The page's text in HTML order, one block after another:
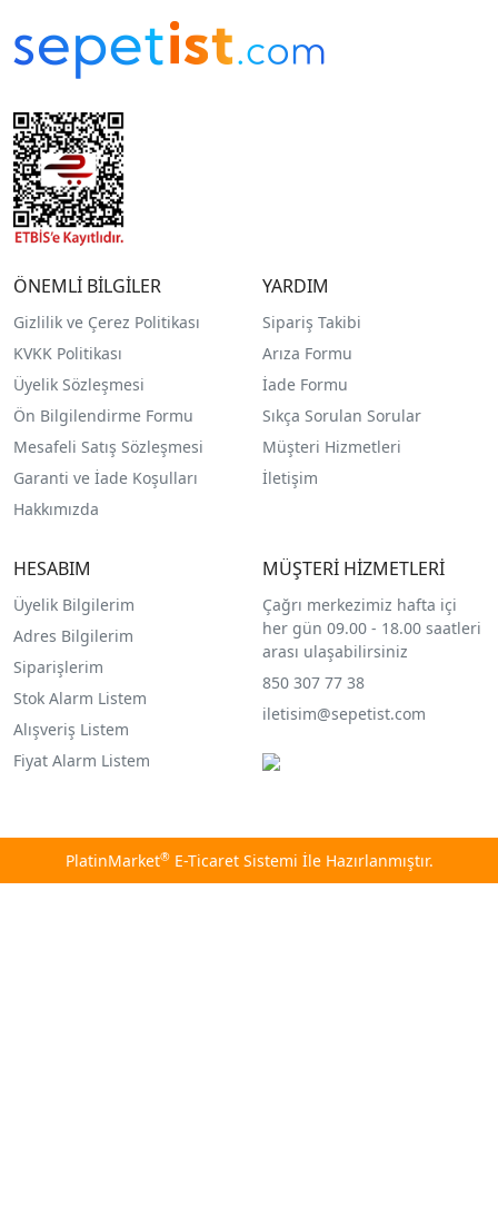
ÖNEMLİ BİLGİLER
Gizlilik ve Çerez Politikası
KVKK Politikası
Üyelik Sözleşmesi
Ön Bilgilendirme Formu
Mesafeli Satış Sözleşmesi
Garanti ve İade Koşulları
Hakkımızda
YARDIM
Sipariş Takibi
Arıza Formu
İade Formu
Sıkça Sorulan Sorular
Müşteri Hizmetleri
İletişim
HESABIM
Üyelik Bilgilerim
Adres Bilgilerim
Siparişlerim
Stok Alarm Listem
Alışveriş Listem
Fiyat Alarm Listem
MÜŞTERİ HİZMETLERİ
Çağrı merkezimiz hafta içi
her gün 09.00 - 18.00 saatleri
arası ulaşabilirsiniz
850 307 77 38
iletisim@sepetist.com
PlatinMarket®E-Ticaret Sistemi İle Hazırlanmıştır.